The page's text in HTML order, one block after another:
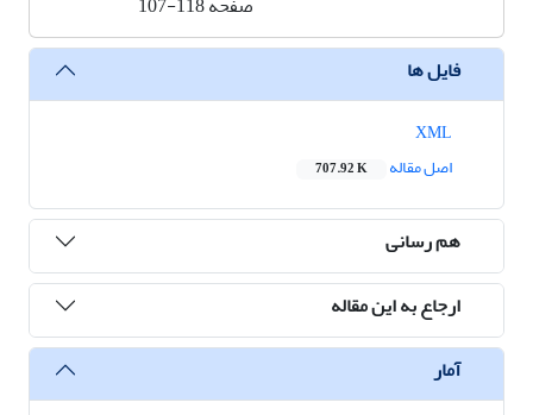
فایل ها
اصل مقاله
707.92 K
هم رسانی
ارجاع به این مقاله
آمار